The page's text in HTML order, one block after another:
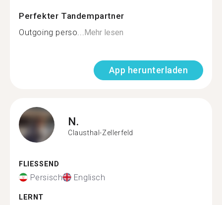
Perfekter Tandempartner
Outgoing perso...Mehr lesen
App herunterladen
N.
Clausthal-Zellerfeld
FLIESSEND
Persisch Englisch
LERNT